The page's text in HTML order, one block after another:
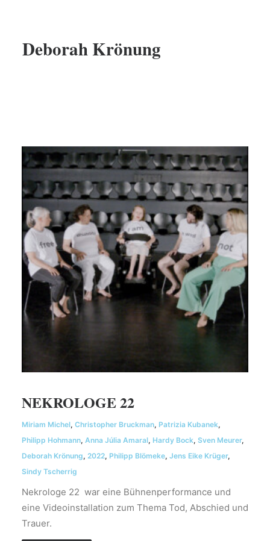
Deborah Krönung
NEKROLOGE 22
Miriam Michel, Christopher Bruckman, Patrizia Kubanek,
Philipp Hohmann, Anna Júlia Amaral, Hardy Bock, Sven Meurer,
Deborah Krönung, 2022, Philipp Blömeke, Jens Eike Krüger,
Sindy Tscherrig
Nekrologe 22 war eine Bühnenperformance und
eine Videoinstallation zum Thema Tod, Abschied und
Trauer.